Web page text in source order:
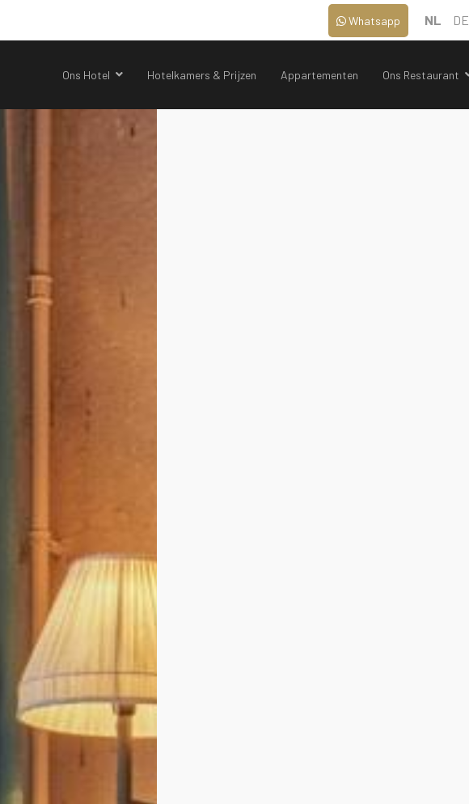
NL DE
Whatsapp
Ons Hotel Hotelkamers & Prijzen Appartementen Ons Restaurant